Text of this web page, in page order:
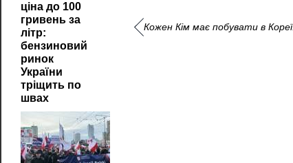
ціна до 100
гривень за
літр:
бензиновий
ринок
України
тріщить по
швах
Кожен Кім має побувати в